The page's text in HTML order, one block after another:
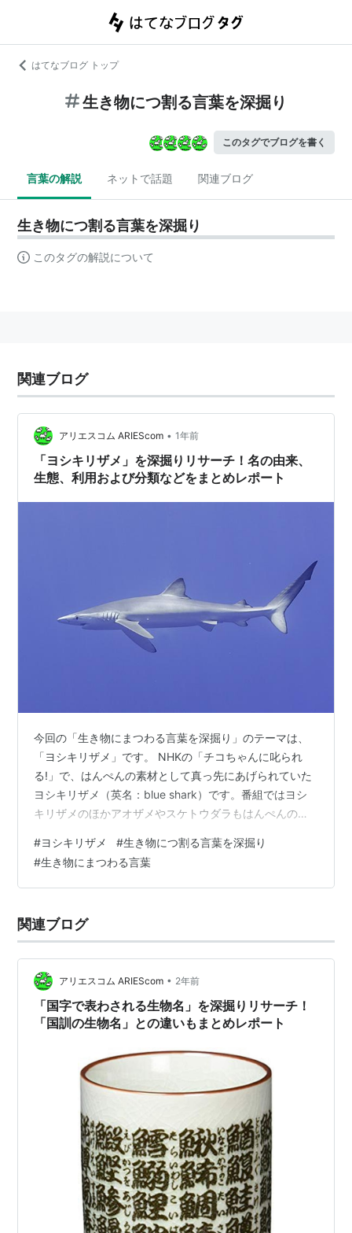
はてなブログ トップ
生き物につ割る言葉を深掘り
このタグでブログを書く
言葉の解説 ネットで話題 関連ブログ
生き物につ割る言葉を深掘り
このタグの解説について
関連ブログ
アリエスコム ARIEScom • 1年前
「ヨシキリザメ」を深掘りリサーチ！名の由来、
生態、利用および分類などをまとめレポート
今回の「生き物にまつわる言葉を深掘り」のテーマは、
「ヨシキリザメ」です。 NHKの「チコちゃんに叱られ
る!」で、はんぺんの素材として真っ先にあげられていた
ヨシキリザメ（英名：blue shark）です。番組ではヨシ
キリザメのほかアオザメやスケトウダラもはんぺんの素
のそれぞれの英名と学名は以下の通りです。 和名 英名
学名 ヨシキリザメ Blue Shark Prionace glauca アオザメ
Shortfin mako shark Isurus oxyrinchus 今回は、アオザ
#ヨシキリザメ #生き物につ割る言葉を深掘り
#生き物にまつわる言葉
関連ブログ
アリエスコム ARIEScom • 2年前
「国字で表わされる生物名」を深掘りリサーチ！
「国訓の生物名」との違いもまとめレポート